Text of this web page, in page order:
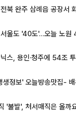
전북 완주 삼례읍 공장서
서울도 '40도'…오늘 노원